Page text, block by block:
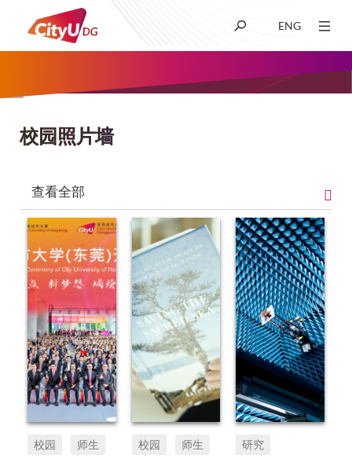
ENG
学术
科研
学生生活
新闻及媒体
校历
面
屑
校园照片墙
查看全部
校园 师生 校园 师生 研究